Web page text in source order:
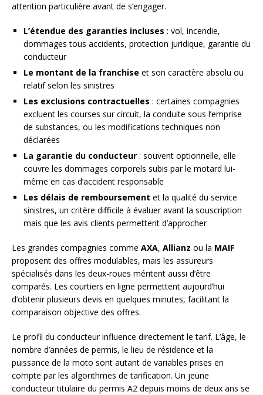
attention particulière avant de s’engager.
L’étendue des garanties incluses : vol, incendie,
dommages tous accidents, protection juridique, garantie du
conducteur
Le montant de la franchise et son caractère absolu ou
relatif selon les sinistres
Les exclusions contractuelles : certaines compagnies
excluent les courses sur circuit, la conduite sous l’emprise
de substances, ou les modifications techniques non
déclarées
La garantie du conducteur : souvent optionnelle, elle
couvre les dommages corporels subis par le motard lui-
même en cas d’accident responsable
Les délais de remboursement et la qualité du service
sinistres, un critère difficile à évaluer avant la souscription
mais que les avis clients permettent d’approcher
Les grandes compagnies comme AXA, Allianz ou la MAIF
proposent des offres modulables, mais les assureurs
spécialisés dans les deux-roues méritent aussi d’être
comparés. Les courtiers en ligne permettent aujourd’hui
d’obtenir plusieurs devis en quelques minutes, facilitant la
comparaison objective des offres.
Le profil du conducteur influence directement le tarif. L’âge, le
nombre d’années de permis, le lieu de résidence et la
puissance de la moto sont autant de variables prises en
compte par les algorithmes de tarification. Un jeune
conducteur titulaire du permis A2 depuis moins de deux ans se